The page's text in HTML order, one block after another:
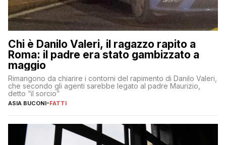
Chi è Danilo Valeri, il ragazzo rapito a
Roma: il padre era stato gambizzato a
maggio
Rimangono da chiarire i contorni del rapimento di Danilo Valeri,
che secondo gli agenti sarebbe legato al padre Maurizio,
detto “il sorcio”
ASIA BUCONI-FATTI